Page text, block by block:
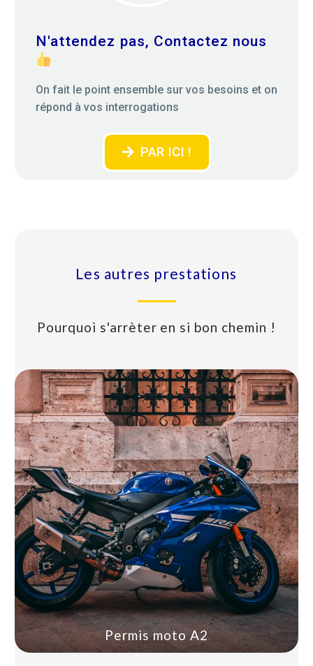
N'attendez pas, Contactez nous
On fait le point ensemble sur vos besoins et on
répond à vos interrogations
PAR ICI !
Les autres prestations
Pourquoi s'arrèter en si bon chemin !
Permis moto A2